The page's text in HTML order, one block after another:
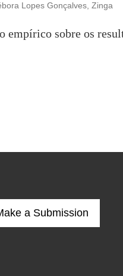
Lopes Gonçalves, Zinga
empírico sobre os
a Submission